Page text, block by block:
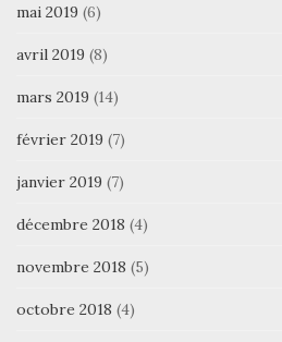
mai 2019 (6)
avril 2019 (8)
mars 2019 (14)
février 2019 (7)
janvier 2019 (7)
décembre 2018 (4)
novembre 2018 (5)
octobre 2018 (4)